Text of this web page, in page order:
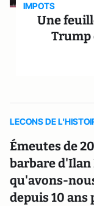
IMPOTS
Une
Trump
LECONS DE
Émeutes de
barbare d'Ilan
qu'avons-
depuis 10